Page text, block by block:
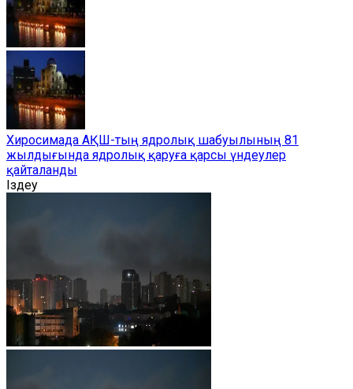
Хиросимада АҚШ-тың ядролық шабуылының 81
жылдығында ядролық қаруға қарсы үндеулер
қайталанды
Іздеу